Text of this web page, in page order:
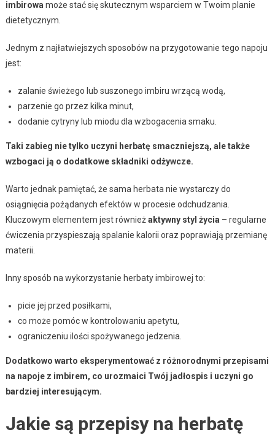
imbirowa może stać się skutecznym wsparciem w Twoim planie
dietetycznym.
Jednym z najłatwiejszych sposobów na przygotowanie tego napoju
jest:
zalanie świeżego lub suszonego imbiru wrzącą wodą,
parzenie go przez kilka minut,
dodanie cytryny lub miodu dla wzbogacenia smaku.
Taki zabieg nie tylko uczyni herbatę smaczniejszą, ale także
wzbogaci ją o dodatkowe składniki odżywcze.
Warto jednak pamiętać, że sama herbata nie wystarczy do
osiągnięcia pożądanych efektów w procesie odchudzania.
Kluczowym elementem jest równieżaktywny styl życia – regularne
ćwiczenia przyspieszają spalanie kalorii oraz poprawiają przemianę
materii.
Inny sposób na wykorzystanie herbaty imbirowej to:
picie jej przed posiłkami,
co może pomóc w kontrolowaniu apetytu,
ograniczeniu ilości spożywanego jedzenia.
Dodatkowo warto eksperymentować z różnorodnymi przepisami
na napoje z imbirem, co urozmaici Twój jadłospis i uczyni go
bardziej interesującym.
Jakie są przepisy na herbatę